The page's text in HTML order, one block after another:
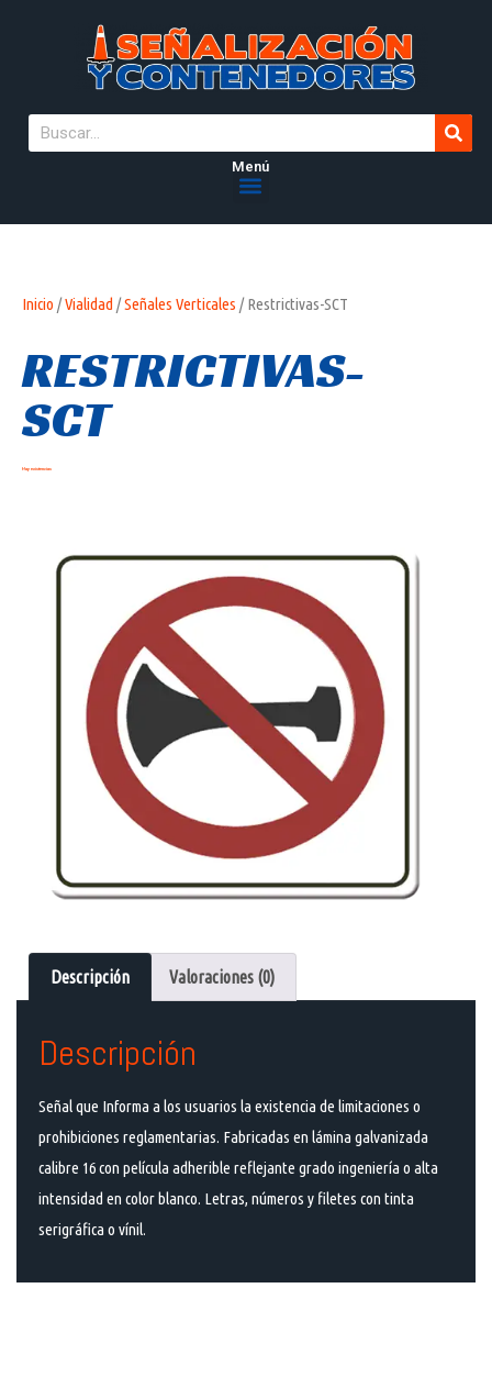
Menú
Inicio /Vialidad /Señales Verticales / Restrictivas-SCT
RESTRICTIVAS-
SCT
Hay existencias
Descripción Valoraciones (0)
Descripción
Señal que Informa a los usuarios la existencia de limitaciones o
prohibiciones reglamentarias. Fabricadas en lámina galvanizada
calibre 16 con película adherible reflejante grado ingeniería o alta
intensidad en color blanco. Letras, números y filetes con tinta
serigráfica o vínil.